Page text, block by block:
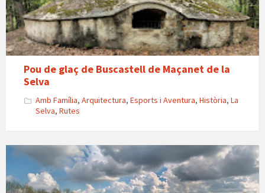
Maçanet
Pou de glaç de Buscastell de Maçanet de la
Selva
Amb Família, Arquitectura, Esports i Aventura, Història, La
Selva, Rutes